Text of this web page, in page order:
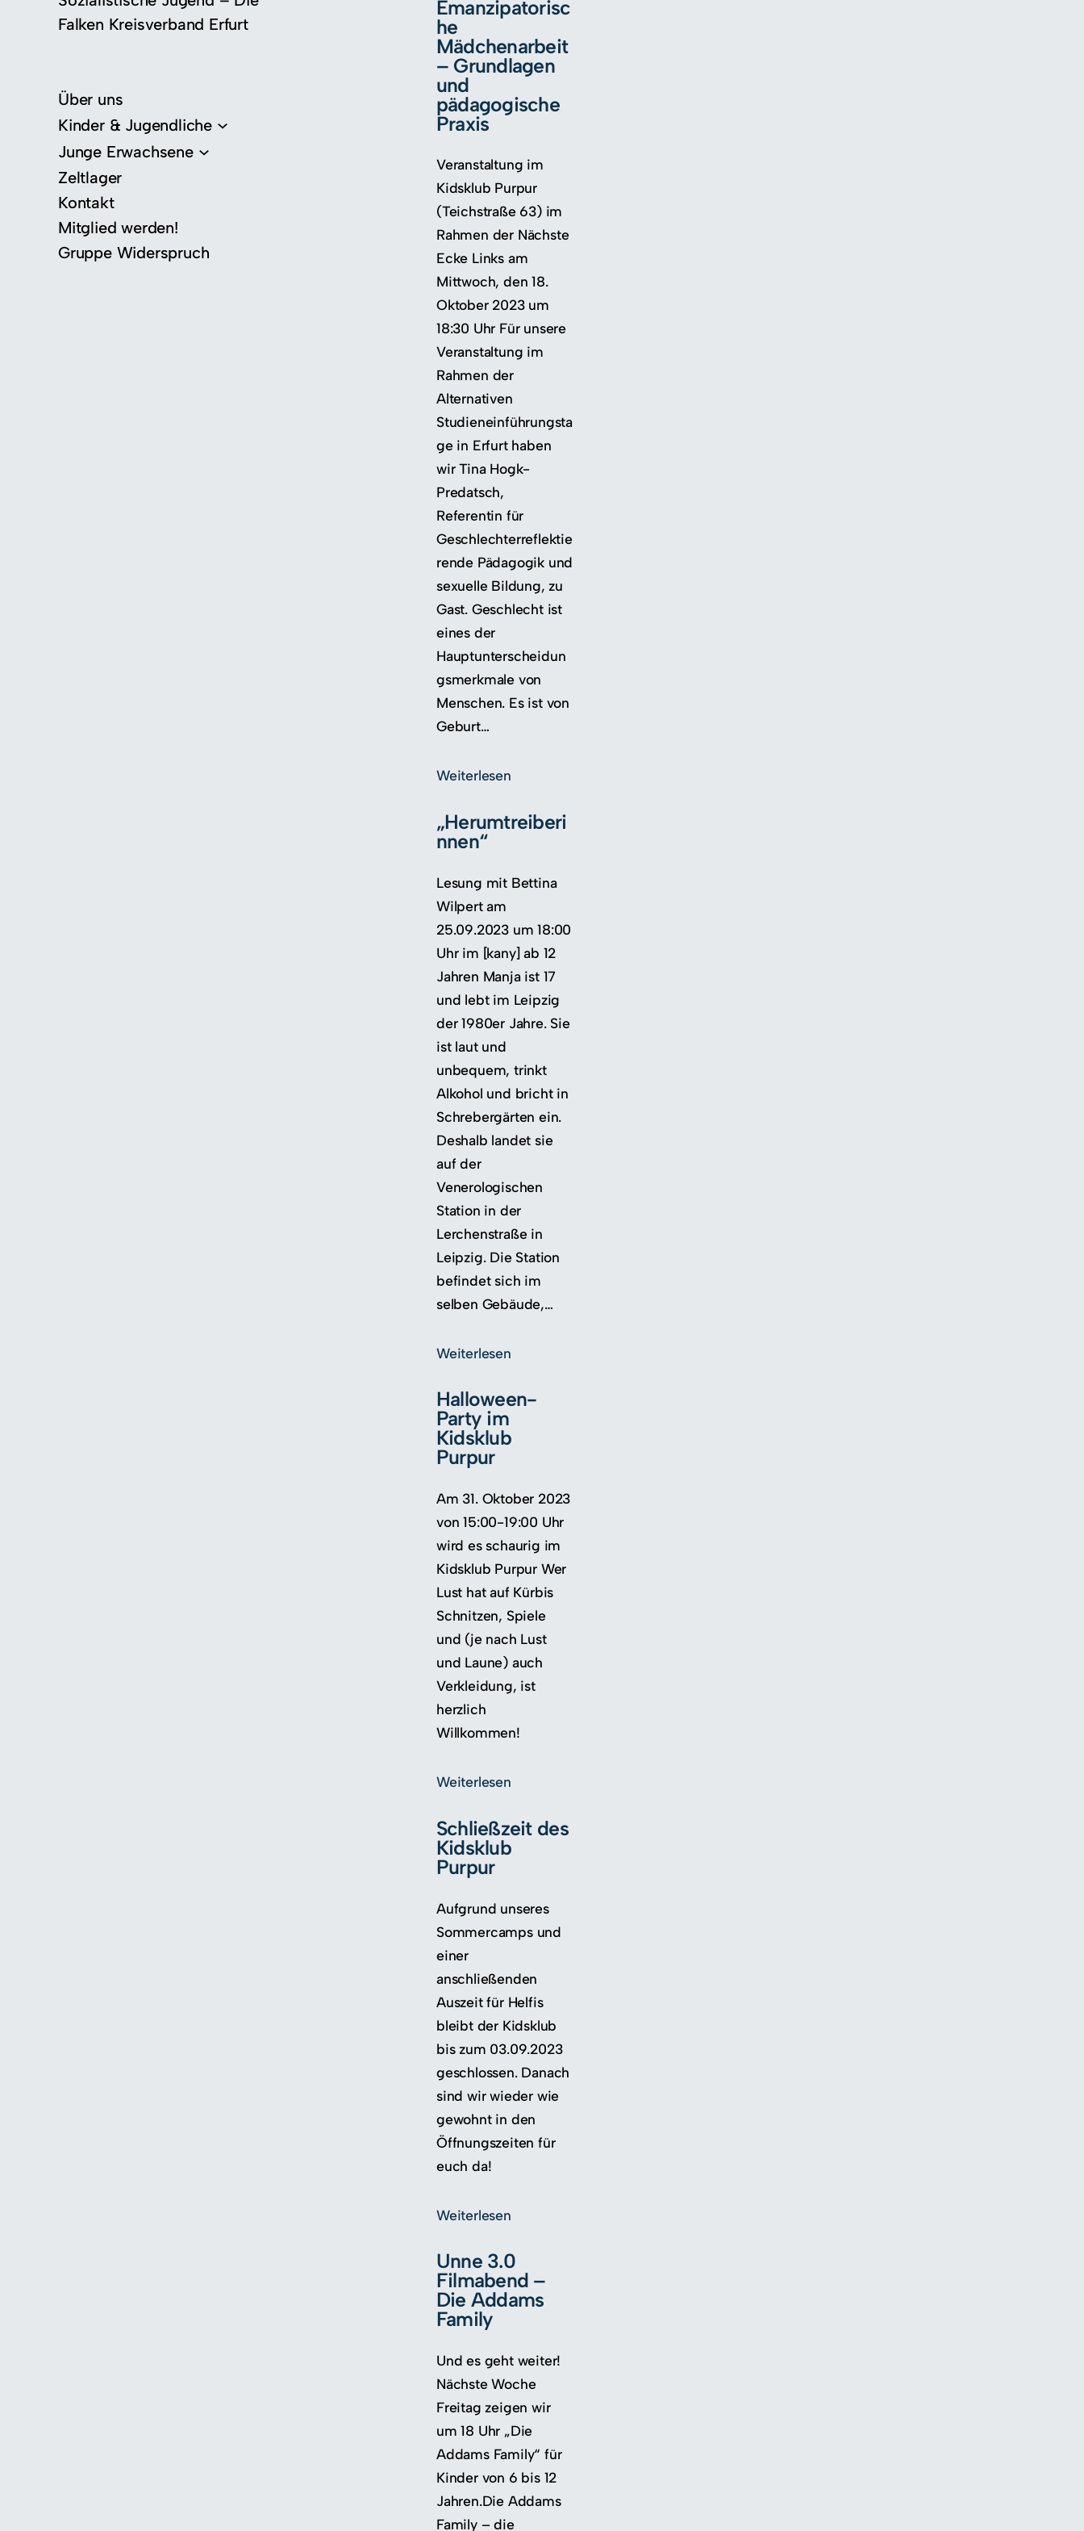
Falken Kreisverband Erfurt
Über uns
Kinder & Jugendliche
Junge Erwachsene
Zeltlager
Kontakt
Mitglied werden!
Gruppe Widerspruch
Emanzipatorisc
he
Mädchenarbeit
– Grundlagen
und
pädagogische
Praxis
Veranstaltung im
Kidsklub Purpur
(Teichstraße 63) im
Rahmen der Nächste
Ecke Links am
Mittwoch, den 18.
Oktober 2023 um
18:30 Uhr Für unsere
Veranstaltung im
Rahmen der
Alternativen
Studieneinführungsta
ge in Erfurt haben
wir Tina Hogk-
Predatsch,
Referentin für
Geschlechterreflektie
rende Pädagogik und
sexuelle Bildung, zu
Gast. Geschlecht ist
eines der
Hauptunterscheidun
gsmerkmale von
Menschen. Es ist von
Geburt…
Weiterlesen
„Herumtreiberi
nnen“
Lesung mit Bettina
Wilpert am
25.09.2023 um 18:00
Uhr im [kany] ab 12
Jahren Manja ist 17
und lebt im Leipzig
der 1980er Jahre. Sie
ist laut und
unbequem, trinkt
Alkohol und bricht in
Schrebergärten ein.
Deshalb landet sie
auf der
Venerologischen
Station in der
Lerchenstraße in
Leipzig. Die Station
befindet sich im
selben Gebäude,…
Weiterlesen
Halloween-
Party im
Kidsklub
Purpur
Am 31. Oktober 2023
von 15:00-19:00 Uhr
wird es schaurig im
Kidsklub Purpur Wer
Lust hat auf Kürbis
Schnitzen, Spiele
und (je nach Lust
und Laune) auch
Verkleidung, ist
herzlich
Willkommen!
Weiterlesen
Schließzeit des
Kidsklub
Purpur
Aufgrund unseres
Sommercamps und
einer
anschließenden
Auszeit für Helfis
bleibt der Kidsklub
bis zum 03.09.2023
geschlossen. Danach
sind wir wieder wie
gewohnt in den
Öffnungszeiten für
euch da!
Weiterlesen
Unne 3.0
Filmabend –
Die Addams
Family
Und es geht weiter!
Nächste Woche
Freitag zeigen wir
um 18 Uhr „Die
Addams Family“ für
Kinder von 6 bis 12
Jahren.Die Addams
Family – die